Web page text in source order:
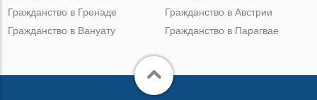
Гражданство в Гренаде
Гражданство в Вануату
Гражданство в Австрии
Гражданство в Парагвае